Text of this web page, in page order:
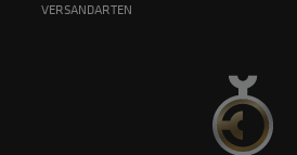
VERSANDARTEN